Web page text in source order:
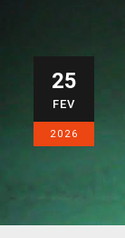
25
FEV
2026